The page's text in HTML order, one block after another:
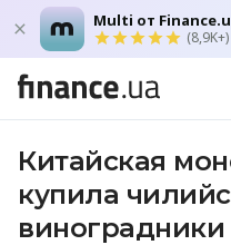
Multi от
(8,9K+)
Китайская
купила
виноградники